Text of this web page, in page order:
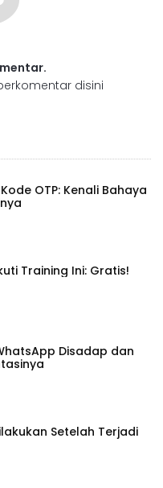
disini
OTP: Kenali Bahaya
Training Ini: Gratis!
Disadap dan
Setelah Terjadi